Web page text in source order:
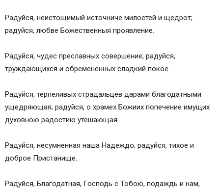
Радуйся, неистощимый источниче милостей и щедрот;
радуйся, любве Божественныя проявление.
Радуйся, чудес преславных совершение; радуйся,
труждающихся и обремененных сладкий покое.
Радуйся, терпеливых страдальцев дарами благодатными
ущедряющая; радуйся, о храмех Божиих попечение имущих
духовною радостию утешающая.
Радуйся, несумненная наша Надеждо; радуйся, тихое и
доброе Пристанище.
Радуйся, Благодатная, Господь с Тобою, подаждь и нам,